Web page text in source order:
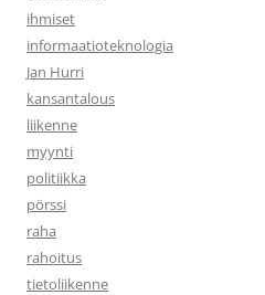
ihmiset
informaatioteknologia
Jan Hurri
kansantalous
liikenne
myynti
politiikka
pörssi
raha
rahoitus
tietoliikenne